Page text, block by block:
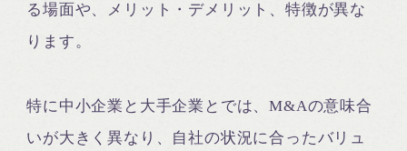
る場面や、メリット・デメリット、特徴が異な
ります。
特に中小企業と大手企業とでは、M&Aの意味合
いが大きく異なり、自社の状況に合ったバリュ